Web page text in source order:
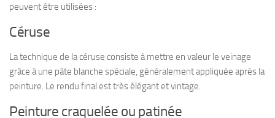
peuvent être utilisées :
Céruse
La technique de la céruse consiste à mettre en valeur le veinage
grâce à une pâte blanche spéciale, généralement appliquée après la
peinture. Le rendu final est très élégant et vintage.
Peinture craquelée ou patinée